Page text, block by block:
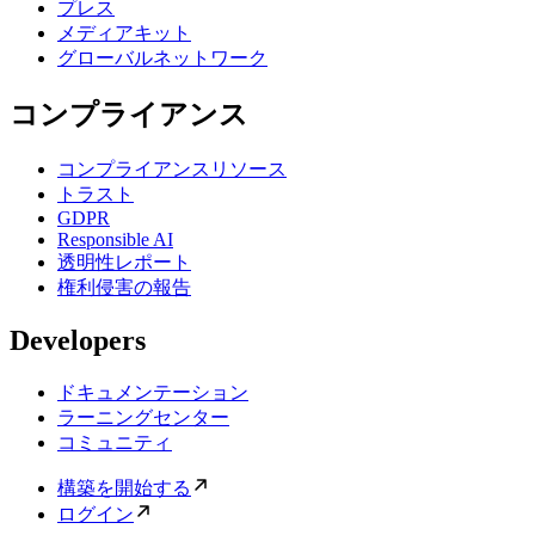
プレス
メディアキット
グローバルネットワーク
コンプライアンス
コンプライアンスリソース
トラスト
GDPR
Responsible AI
透明性レポート
権利侵害の報告
Developers
ドキュメンテーション
ラーニングセンター
コミュニティ
構築を開始する
ログイン